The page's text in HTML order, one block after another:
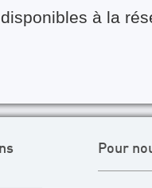
à la
Pour